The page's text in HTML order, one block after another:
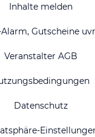
Inhalte melden
Gutscheine
Veranstalter AGB
Datenschutz